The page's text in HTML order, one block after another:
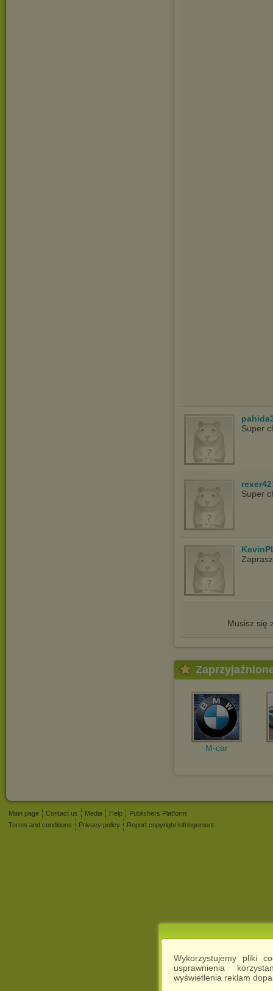
Wykorzystujemy pliki
usprawnienia
wyświetlenia reklam
Super
Super
Musisz się
M-car
Main page Contact us Media Help
Publishers Platform
Terms and conditions
Privacy policy Report copyright infringement